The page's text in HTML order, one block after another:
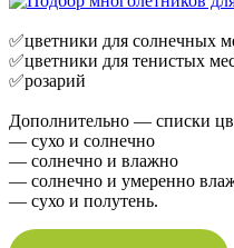
✅цветники для солнечных
✅цветники для тенистых
✅розарий
Дополнительно — списки
— сухо и солнечно
— солнечно и влажно
— солнечно и умеренно
— сухо и полутень.